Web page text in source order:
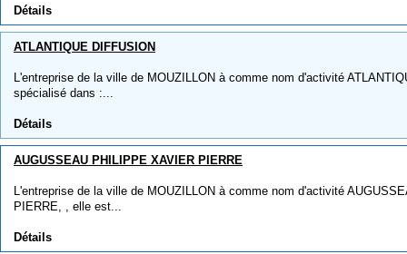
Détails
ATLANTIQUE DIFFUSION
L'entreprise de la ville de MOUZILLON à comme nom d'activité
spécialisé dans :...
Détails
AUGUSSEAU PHILIPPE XAVIER PIERRE
L'entreprise de la ville de MOUZILLON à comme nom d'activité
PIERRE, , elle est...
Détails